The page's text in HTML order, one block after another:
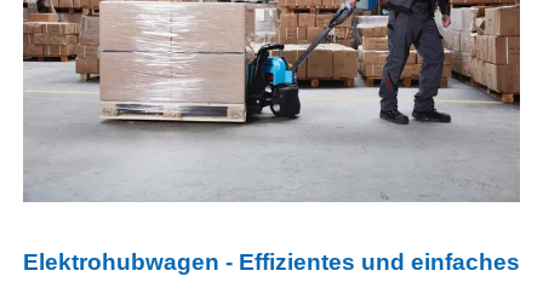
Elektrohubwagen - Effizientes und einfaches